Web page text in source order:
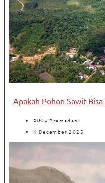
Apakah Pohon Sawit
Rifky Pramadani
4 December 2025